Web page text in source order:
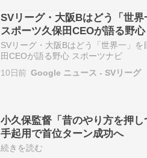
SVリーグ・大阪Bはどう「世
スポーツ久保田CEOが語る野
SVリーグ・大阪Bはどう「世界一」
田CEOが語る野心 スポーツナビ
10日前 Google ニュース - SVリーグ
小久保監督「昔のやり方を押
手起用で首位ターン成功へ
続きを読む